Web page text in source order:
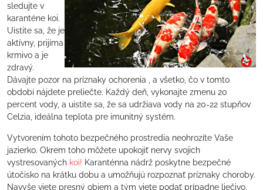
sledujte v
karanténe koi.
Uistite sa, že je
aktívny, prijíma
krmivo a je
zdravý.
Dávajte pozor na príznaky ochorenia , a všetko, čo v tomto
období nájdete preliečte. Každý deň, vykonajte zmenu 20
percent vody, a uistite sa, že sa udržiava vody na 20-22 stupňov
Celzia, ideálna teplota pre imunitný systém.
Vytvorením tohoto bezpečného prostredia neohrozíte Vaše
jazierko. Okrem toho môžete upokojiť nervy svojich
vystresovaných koi! Karanténna nádrž poskytne bezpečné
útočisko na krátku dobu a umožňujú rozpoznať príznaky choroby.
Navyše viete presný objem a tým viete podať prípadne liečivo,